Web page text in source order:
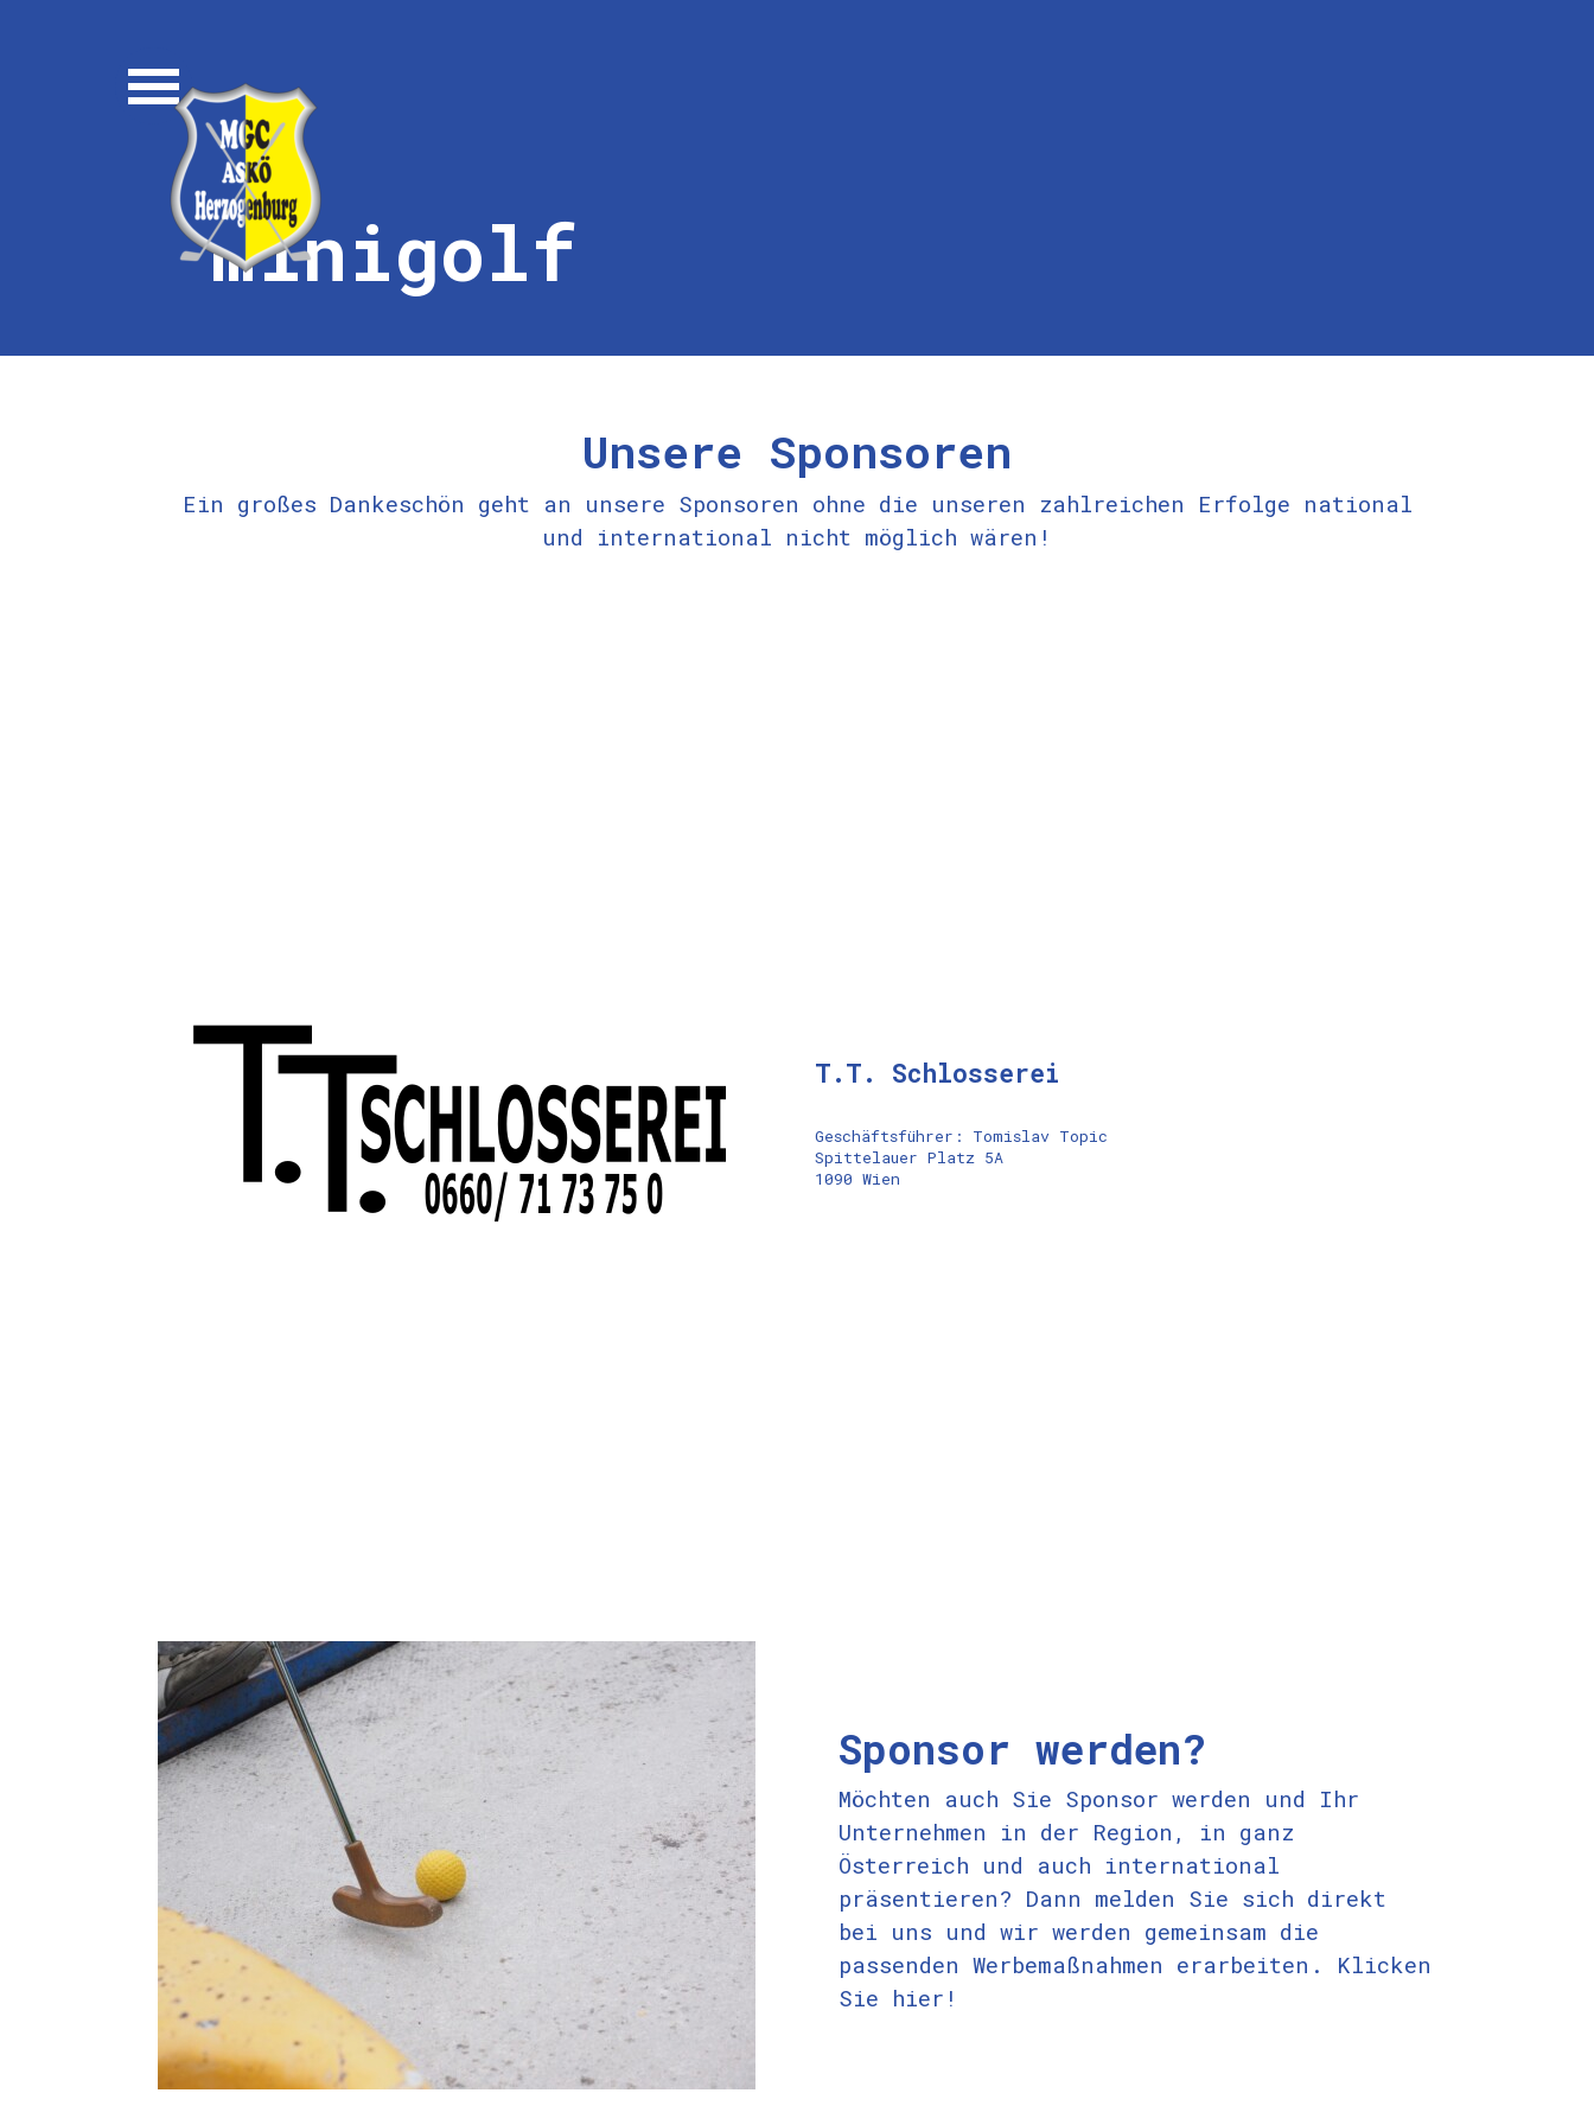
minigolf
Unsere Sponsoren
Ein großes Dankeschön geht an unsere Sponsoren ohne die unseren zahlreichen Erfolge national
und international nicht möglich wären!
T.T. Schlosserei
Geschäftsführer: Tomislav Topic
Spittelauer Platz 5A
1090 Wien
Sponsor werden?
Möchten auch Sie Sponsor werden und Ihr
Unternehmen in der Region, in ganz
Österreich und auch international
präsentieren? Dann melden Sie sich direkt
bei uns und wir werden gemeinsam die
passenden Werbemaßnahmen erarbeiten. Klicken
Sie hier !